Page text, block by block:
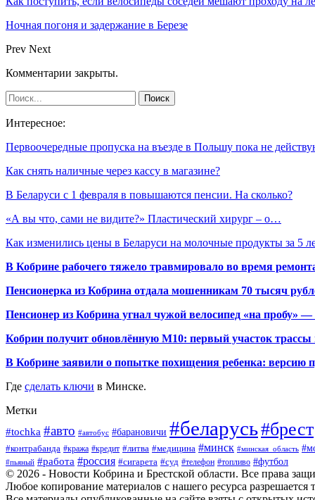
Ночная погоня и задержание в Березе
Prev Next
Комментарии закрыты.
Интересное:
Первоочередные пропуска на въезде в Польшу пока не
Как снять наличные через кассу в магазине?
В Беларуси с 1 февраля в повышаются пенсии. На сколько?
«А вы что, сами не видите?» Пластический хирург – о…
Как изменились цены в Беларуси на молочные продукты за 5
В Кобрине рабочего тяжело травмировало во время
Пенсионерка из Кобрина отдала мошенникам 70 тысяч
Пенсионер из Кобрина угнал чужой велосипед «на пробу» —
Кобрин получит обновлённую М10: первый участок трассы
В Кобрине заявили о попытке похищения ребенка: версию
Где сделать ключи в Минске.
Метки
#tochka #авто #автобус #барановичи #беларусь#брест
#контрабанда #кража #кредит #литва #медицина #минск #минская_область
#пьяный #работа #россия #сигарета #суд #телефон #топливо #футбол
© 2026 - Новости Кобрина и Брестской области. Все права
Любое копирование материалов с нашего ресурса